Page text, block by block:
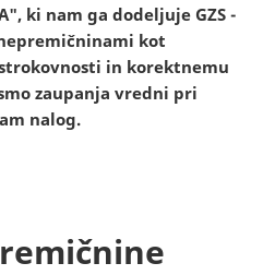
ki nam ga dodeljuje GZS -
kot
in korektnemu
zaupanja vredni pri
nalog.